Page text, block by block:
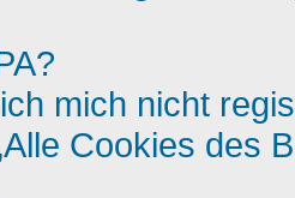
mich nicht
Cookies des